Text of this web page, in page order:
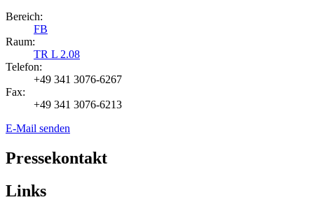
Bereich:
FB
Raum:
TR L 2.08
Telefon:
+49 341 3076-6267
Fax:
+49 341 3076-6213
E-Mail senden
Pressekontakt
Links